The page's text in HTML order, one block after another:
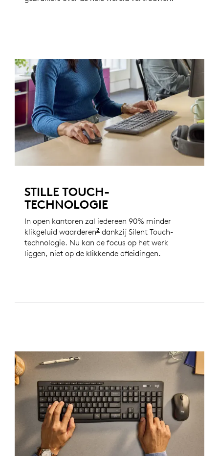
STILLE TOUCH-
TECHNOLOGIE
In open kantoren zal iedereen 90% minder
klikgeluid waarderen2 in vergelijking met de Logitech
dankzij Silent Touch-
technologie. Nu kan de focus op het werk
liggen, niet op de klikkende afleidingen.